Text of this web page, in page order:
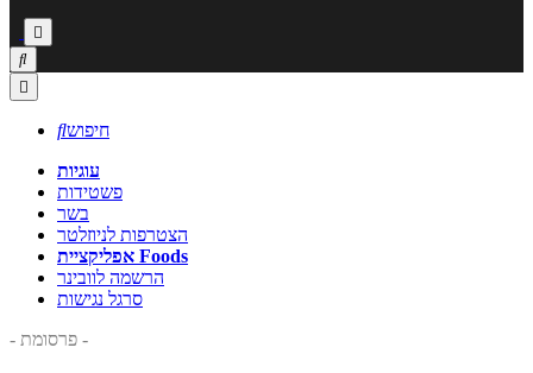



חיפוש
עוגיות
פשטידות
בשר
הצטרפות לניוזלטר
אפליקציית Foods
הרשמה לוובינר
סרגל נגישות
- פרסומת -